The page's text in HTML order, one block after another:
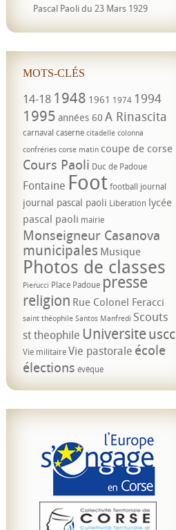
Pascal Paoli du 23 Mars 1929
MOTS-CLÉS
14-18 1948 1961 1974 1994
1995 années 60 A Rinascita
carnaval caserne citadelle colonna
confréries corse matin coupe de corse
Cours Paoli Duc de Padoue
Fontaine Footfootball journal
journal pascal paoli Libération lycée
pascal paoli mairie
Monseigneur Casanova
municipales Musique
Photos de classes
Pierucci Place Padoue presse
religion Rue Colonel Feracci
saint théophile Santos Manfredi Scouts
st theophile Universiteuscc
Vie militaireVie pastorale école
élections évêque